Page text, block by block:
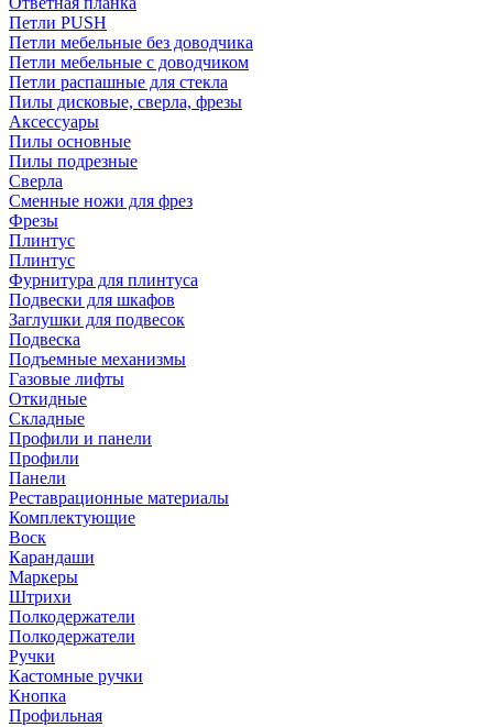
Петли PUSH
Петли мебельные без доводчика
Петли мебельные с доводчиком
Петли распашные для стекла
Пилы дисковые, сверла, фрезы
Аксессуары
Пилы основные
Пилы подрезные
Сверла
Сменные ножи для фрез
Фрезы
Плинтус
Плинтус
Фурнитура для плинтуса
Подвески для шкафов
Заглушки для подвесок
Подвеска
Подъемные механизмы
Газовые лифты
Откидные
Складные
Профили и панели
Профили
Панели
Реставрационные материалы
Комплектующие
Воск
Карандаши
Маркеры
Штрихи
Полкодержатели
Полкодержатели
Ручки
Кастомные ручки
Кнопка
Профильная